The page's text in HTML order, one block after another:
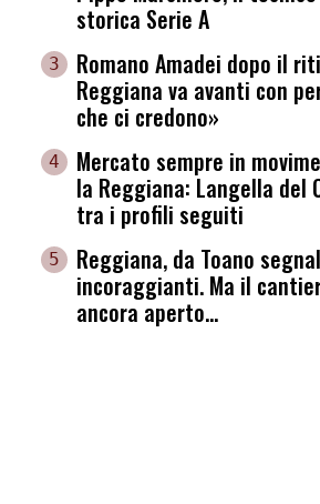
storica Serie A
3
Romano Amadei dopo il
Reggiana va avanti con
che ci credono»
4
Mercato sempre in
la Reggiana: Langella del
tra i profili seguiti
5
Reggiana, da Toano
incoraggianti. Ma il
ancora aperto...